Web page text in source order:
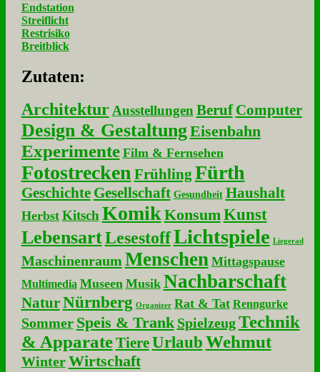
Endstation
Streiflicht
Restrisiko
Breitblick
Zu­ta­ten:
Architektur Ausstellungen Beruf Computer
Design & GestaltungEisenbahn
Experimente Film & Fernsehen
Fotostrecken Frühling Fürth
Geschichte Gesellschaft Gesundheit Haushalt
Herbst Kitsch KomikKonsumKunst
LebensartLesestoffLichtspiele Liegerad
Maschinenraum Menschen Mittagspause
Multimedia Museen Musik Nachbarschaft
NaturNürnberg Organizer Rat & Tat Renngurke
Sommer Speis & Trank Spielzeug Technik
& Apparate Tiere UrlaubWehmut
Winter Wirtschaft